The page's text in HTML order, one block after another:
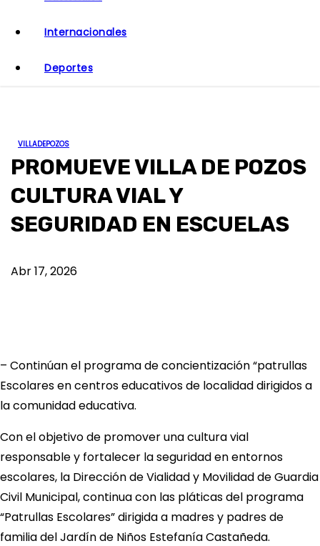
Internacionales
Deportes
VILLADEPOZOS
PROMUEVE VILLA DE POZOS
CULTURA VIAL Y
SEGURIDAD EN ESCUELAS
Abr 17, 2026
– Continúan el programa de concientización “patrullas
Escolares en centros educativos de localidad dirigidos a
la comunidad educativa.
Con el objetivo de promover una cultura vial
responsable y fortalecer la seguridad en entornos
escolares, la Dirección de Vialidad y Movilidad de Guardia
Civil Municipal, continua con las pláticas del programa
“Patrullas Escolares” dirigida a madres y padres de
familia del Jardín de Niños Estefanía Castañeda.